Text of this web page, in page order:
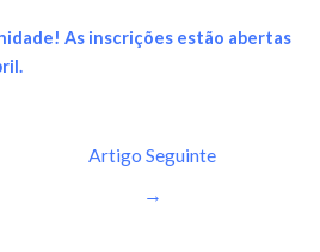
As inscrições estão abertas
Artigo Seguinte
→